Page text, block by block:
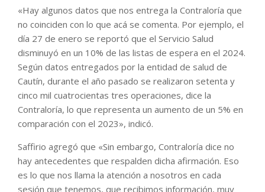
«Hay algunos datos que nos entrega la Contraloría que
no coinciden con lo que acá se comenta. Por ejemplo, el
día 27 de enero se reportó que el Servicio Salud
disminuyó en un 10% de las listas de espera en el 2024.
Según datos entregados por la entidad de salud de
Cautín, durante el año pasado se realizaron setenta y
cinco mil cuatrocientas tres operaciones, dice la
Contraloría, lo que representa un aumento de un 5% en
comparación con el 2023», indicó.
Saffirio agregó que «Sin embargo, Contraloría dice no
hay antecedentes que respalden dicha afirmación. Eso
es lo que nos llama la atención a nosotros en cada
sesión que tenemos, que recibimos información, muy